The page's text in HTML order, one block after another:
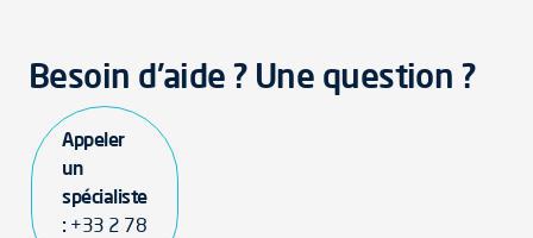
Besoin d'aide ? Une question ?
Appeler
un
spécialiste
: +33 2 78